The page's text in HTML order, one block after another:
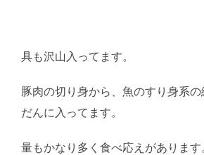
具も沢山入ってます。
豚肉の切り身から、魚のすり身系
だんに入ってます。
量もかなり多く食べ応えがあります